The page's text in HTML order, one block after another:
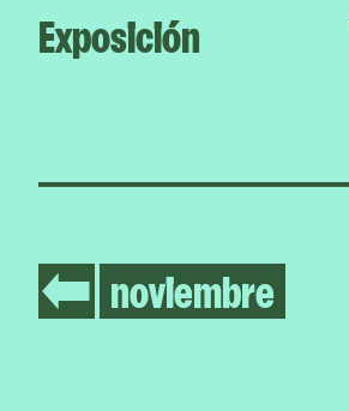
Exposición
noviembre